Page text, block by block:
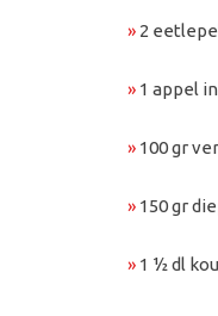
» 2
» 1 appel
» 100 gr
» 150 gr
» 1 ½ dl